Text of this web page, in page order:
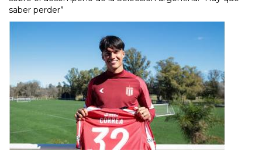
saber perder”